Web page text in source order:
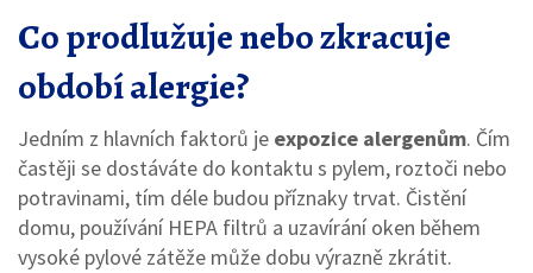
Co prodlužuje nebo zkracuje
období alergie?
Jedním z hlavních faktorů je expozice alergenům. Čím
častěji se dostáváte do kontaktu s pylem, roztoči nebo
potravinami, tím déle budou příznaky trvat. Čistění
domu, používání HEPA filtrů a uzavírání oken během
vysoké pylové zátěže může dobu výrazně zkrátit.